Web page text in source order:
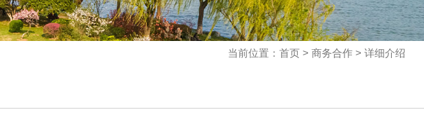
当前位置：首页 > 商务合作 > 详细介绍